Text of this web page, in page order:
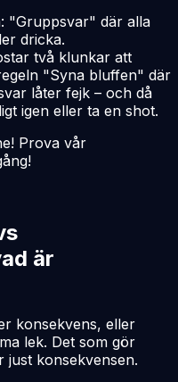
"Gruppsvar" där alla
dricka.
två klunkar att
"Syna bluffen" där
låter fejk – och då
igen eller ta en shot.
Prova vår
är
konsekvens, eller
lek. Det som gör
just konsekvensen.